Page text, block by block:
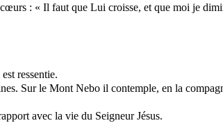
: « Il faut que Lui croisse, et que moi je
ressentie.
Sur le Mont Neboil contemple, en la
avec la vie du Seigneur Jésus.